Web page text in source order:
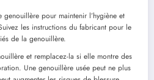
genouillère pour maintenir l’hygiène et
les instructions du fabricant pour le
de la genouillère.
et remplacez-la si elle montre des
Une genouillère usée peut ne plus